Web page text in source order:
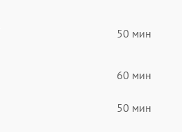
50 мин
60 мин
50 мин